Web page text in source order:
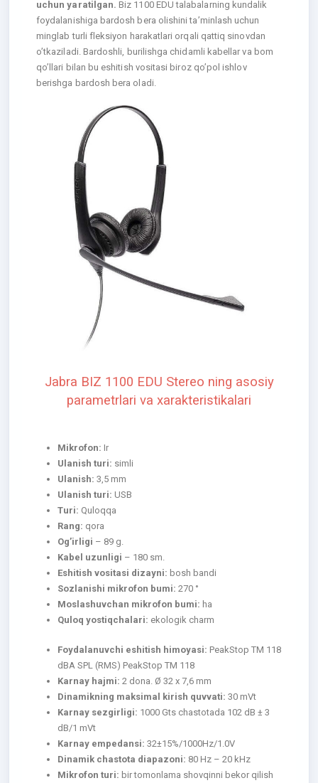
uchun yaratilgan. Biz 1100 EDU talabalarning kundalik
foydalanishiga bardosh bera olishini ta’minlash uchun
minglab turli fleksiyon harakatlari orqali qattiq sinovdan
o’tkaziladi. Bardoshli, burilishga chidamli kabellar va bom
qo’llari bilan bu eshitish vositasi biroz qo’pol ishlov
berishga bardosh bera oladi.
Jabra BIZ 1100 EDU Stereo ning asosiy
parametrlari va xarakteristikalari
Mikrofon: Ir
Ulanish turi: simli
Ulanish: 3,5 mm
Ulanish turi: USB
Turi: Quloqqa
Rang: qora
Og’irligi – 89 g.
Kabel uzunligi – 180 sm.
Eshitish vositasi dizayni: bosh bandi
Sozlanishi mikrofon bumi: 270 °
Moslashuvchan mikrofon bumi: ha
Quloq yostiqchalari: ekologik charm
Foydalanuvchi eshitish himoyasi: PeakStop TM 118
dBA SPL (RMS) PeakStop TM 118
Karnay hajmi: 2 dona. Ø 32 x 7,6 mm
Dinamikning maksimal kirish quvvati: 30 mVt
Karnay sezgirligi: 1000 Gts chastotada 102 dB ± 3
dB/1 mVt
Karnay empedansi: 32±15%/1000Hz/1.0V
Dinamik chastota diapazoni: 80 Hz – 20 kHz
Mikrofon turi: bir tomonlama shovqinni bekor qilish